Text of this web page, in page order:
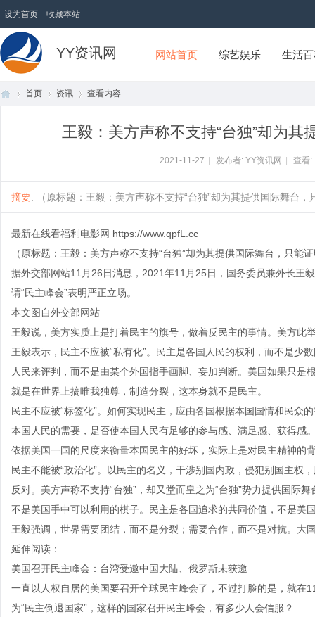
设为首页 收藏本站
YY资讯网 网站首页 综艺娱乐 生活
首页 资讯 查看内容
王毅：美方声称不支持“台独”却为
2021-11-27 发布者: YY资讯网 查看:
摘要: （原标题：王毅：美方声称不支持“台独”却为其提供国际舞台
最新在线看福利电影网 https://www.qpfL.cc
（原标题：王毅：美方声称不支持“台独”却为其提供国际舞台，只能
据外交部网站11月26日消息，2021年11月25日，国务委员兼外长王
谓“民主峰会”表明严正立场。
本文图自外交部网站
王毅说，美方实质上是打着民主的旗号，做着反民主的事情。美方此
王毅表示，民主不应被“私有化”。民主是各国人民的权利，而不是少
人民来评判，而不是由某个外国指手画脚、妄加判断。美国如果只
就是在世界上搞唯我独尊，制造分裂，这本身就不是民主。
民主不应被“标签化”。如何实现民主，应由各国根据本国国情和民众
本国人民的需要，是否使本国人民有足够的参与感、满足感、获得感
依据美国一国的尺度来衡量本国民主的好坏，实际上是对民主精神的
民主不能被“政治化”。以民主的名义，干涉别国内政，侵犯别国主权
反对。美方声称不支持“台独”，却又堂而皇之为“台独”势力提供国际
不是美国手中可以利用的棋子。民主是各国追求的共同价值，不是美
王毅强调，世界需要团结，而不是分裂；需要合作，而不是对抗。大
延伸阅读：
美国召开民主峰会：台湾受邀中国大陆、俄罗斯未获邀
一直以人权自居的美国要召开全球民主峰会了，不过打脸的是，就
为“民主倒退国家”，这样的国家召开民主峰会，有多少人会信服？